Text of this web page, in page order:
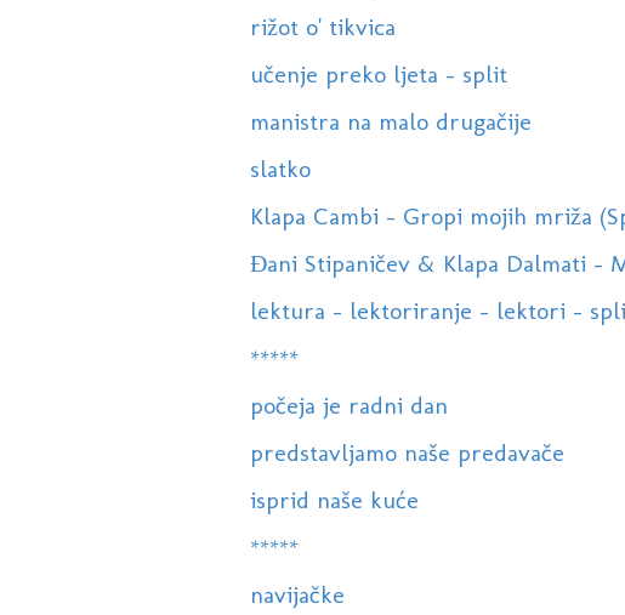
rižot o' tikvica
učenje preko ljeta - split
manistra na malo drugačije
slatko
Klapa Cambi - Gropi mojih mriža
Đani Stipaničev & Klapa Dalmati -
lektura - lektoriranje - lektori -
*****
počeja je radni dan
predstavljamo naše predavače
isprid naše kuće
*****
navijačke